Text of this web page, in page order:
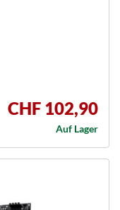
CHF 102,90
Auf Lager